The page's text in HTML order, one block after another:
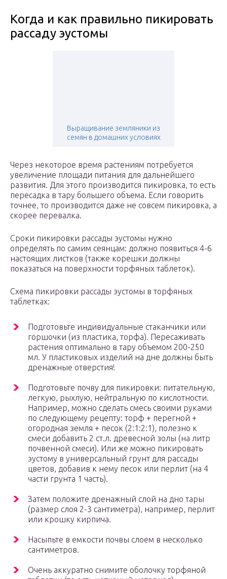
Когда и как правильно пикировать
рассаду эустомы
Выращивание земляники из
семян в домашних условиях
Через некоторое время растениям потребуется
увеличение площади питания для дальнейшего
развития. Для этого производится пикировка, то есть
пересадка в тару большего объема. Если говорить
точнее, то производится даже не совсем пикировка, а
скорее перевалка.
Сроки пикировки рассады эустомы нужно
определять по самим сеянцам: должно появиться 4-6
настоящих листков (также корешки должны
показаться на поверхности торфяных таблеток).
Схема пикировки рассады эустомы в торфяных
таблетках:
Подготовьте индивидуальные стаканчики или
горшочки (из пластика, торфа). Пересаживать
растения оптимально в тару объемом 200-250
мл. У пластиковых изделий на дне должны быть
дренажные отверстия!
Подготовьте почву для пикировки: питательную,
легкую, рыхлую, нейтральную по кислотности.
Например, можно сделать смесь своими руками
по следующему рецепту: торф + перегной +
огородная земля + песок (2:1:2:1), полезно к
смеси добавить 2 ст.л. древесной золы (на литр
почвенной смеси). Или же можно пикировать
эустому в универсальный грунт для рассады
цветов, добавив к нему песок или перлит (на 4
части грунта 1 часть).
Затем положите дренажный слой на дно тары
(размер слоя 2-3 сантиметра), например, перлит
или крошку кирпича.
Насыпьте в емкости почвы слоем в несколько
сантиметров.
Очень аккуратно снимите оболочку торфяной